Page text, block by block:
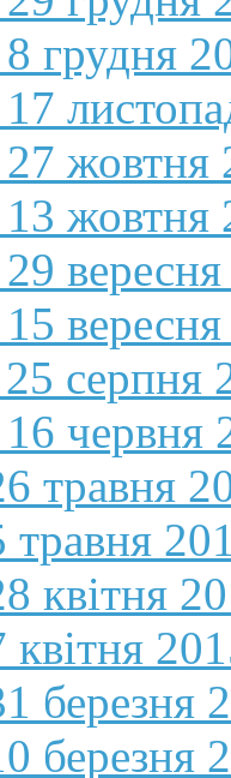
грудня
жовтня
жовтня
серпня
червня
травня
квітня
березня
березня